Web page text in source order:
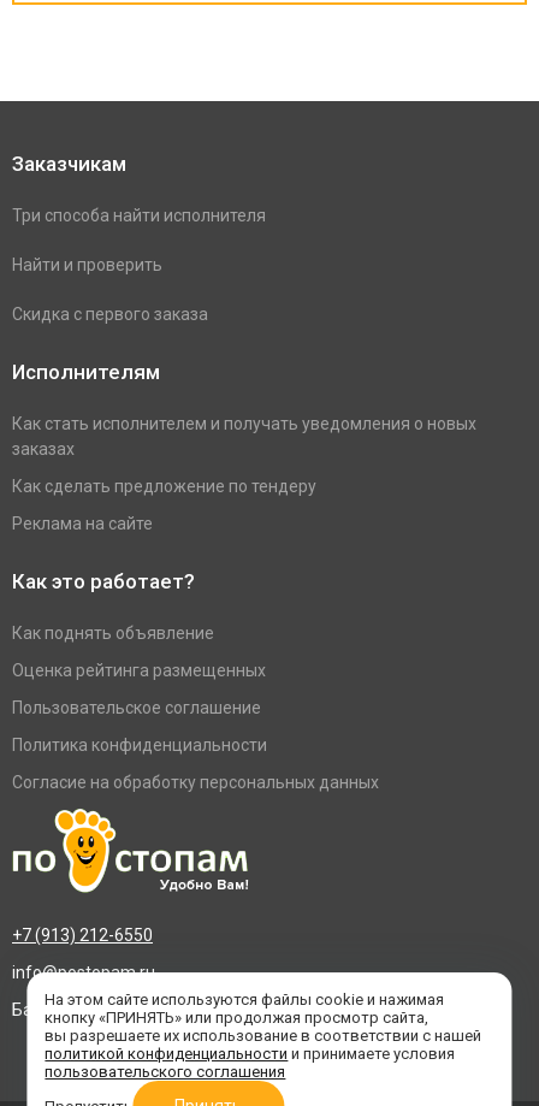
Заказчикам
Три способа найти исполнителя
Найти и проверить
Скидка с первого заказа
Исполнителям
Как стать исполнителем и получать уведомления о новых
заказах
Как сделать предложение по тендеру
Реклама на сайте
Как это работает?
Как поднять объявление
Оценка рейтинга размещенных
Пользовательское соглашение
Политика конфиденциальности
Согласие на обработку персональных данных
+7 (913) 212-6550
info@postopam.ru
Барнаул, пр. Социалистический 109, оф.455
На этом сайте используются файлы cookie и нажимая
кнопку «ПРИНЯТЬ» или продолжая просмотр сайта,
вы разрешаете их использование в соответствии с нашей
политикой конфиденциальности и принимаете условия
пользовательского соглашения